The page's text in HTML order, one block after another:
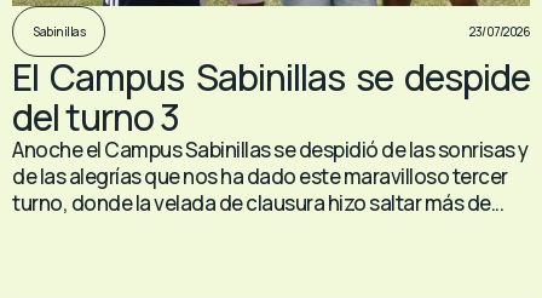
Sabinillas 23/07/2026
El Campus Sabinillas se despide
del turno 3
Anoche el Campus Sabinillas se despidió de las sonrisas y
de las alegrías que nos ha dado este maravilloso tercer
turno, donde la velada de clausura hizo saltar más de...